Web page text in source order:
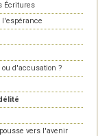
Écritures
l'espérance
d'accusation ?
vers l'avenir